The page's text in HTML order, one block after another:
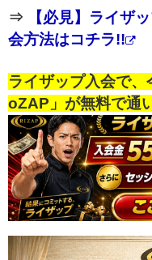
⇒
【必見】ライザ
会方法はコチラ!!
ライザップ入会で
oZAP」が無料で通